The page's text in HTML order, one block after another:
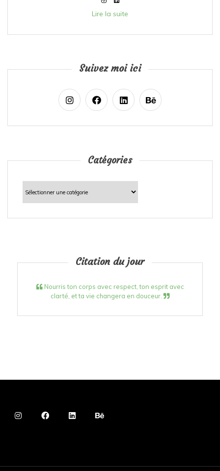
Lire la suite
Suivez moi ici
Catégories
Catégories
Citation du jour
Nourris ton corps avec respect, ton esprit avec
clarté, et ta vie changera en douceur.